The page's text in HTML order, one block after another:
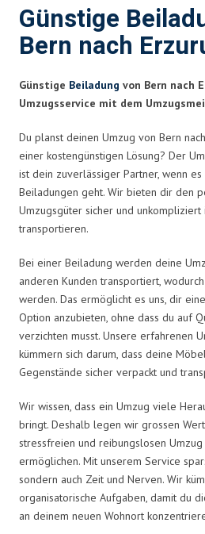
Günstige
Bern nach
Günstige Beiladung von Bern nach
Umzugsservice mit dem
Du planst deinen Umzug von Bern
einer kostengünstigen Lösung? Der
ist dein zuverlässiger Partner, wenn
Beiladungen geht. Wir bieten dir den
Umzugsgüter sicher und unkompliziert
transportieren.
Bei einer Beiladung werden deine
anderen Kunden transportiert,
werden. Das ermöglicht es uns, dir
Option anzubieten, ohne dass du auf
verzichten musst. Unsere erfahrenen
kümmern sich darum, dass deine
Gegenstände sicher verpackt und
Wir wissen, dass ein Umzug viele
bringt. Deshalb legen wir grossen
stressfreien und reibungslosen
ermöglichen. Mit unserem Service
sondern auch Zeit und Nerven. Wir
organisatorische Aufgaben, damit du
an deinem neuen Wohnort